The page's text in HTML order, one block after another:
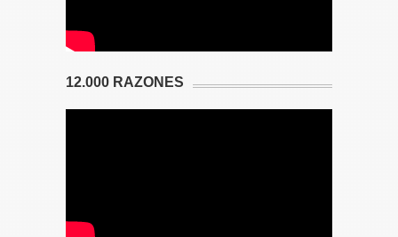
12.000 RAZONES